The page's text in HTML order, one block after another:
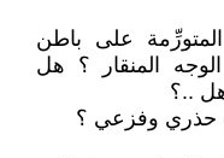
على باطن
المنقار ؟ هل
..؟
حذري وفزعي ؟